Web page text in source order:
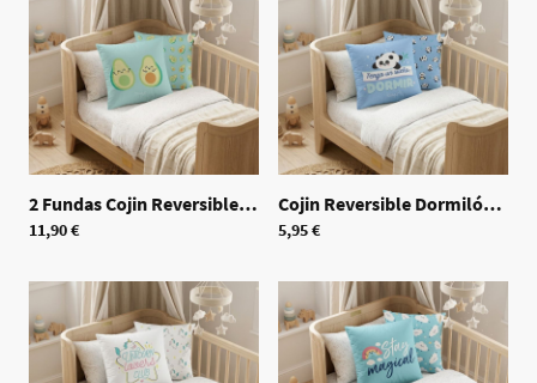
2 Fundas Cojin Reversible Aguacate 50x50cm |70530
11,90 €
Cojin Reversible Dormilón
|
5,95 €